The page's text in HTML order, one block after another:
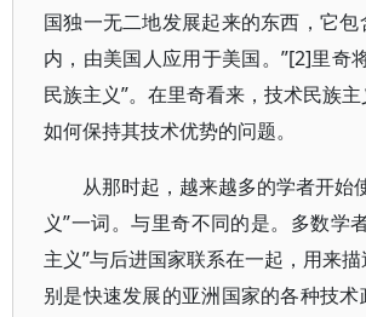
国独一无二地发展起来的东西，它
内，由美国人应用于美国。”[2]里奇
民族主义”。在里奇看来，技术民族
如何保持其技术优势的问题。
从那时起，越来越多的学者开始
义”一词。与里奇不同的是。多数学
主义”与后进国家联系在一起，用来
别是快速发展的亚洲国家的各种技